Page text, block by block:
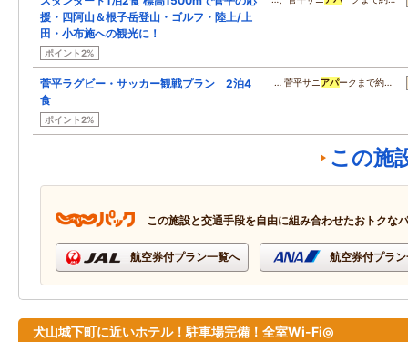
援・四阿山＆根子岳登山・ゴルフ・陸上/上
田・小布施への観光に！
ポイント2%
菅平ラグビー・サッカー観戦プラン 2泊4
食
ポイント2%
… 菅平サニ アパークまで約…
この施
この施設と交通手段を自由に組み合わせたおトクな
航空券付プラン一覧へ 航空券付プラ
犬山城下町に近いホテル！駐車場完備！全室Wi-Fi◎